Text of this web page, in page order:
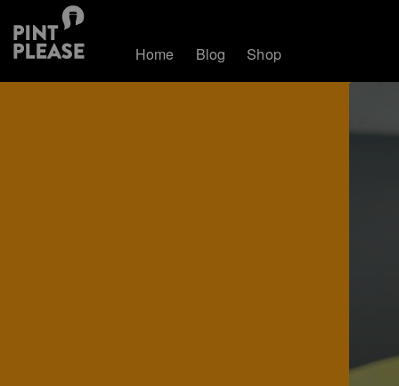
Home Blog Shop